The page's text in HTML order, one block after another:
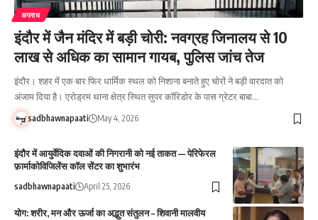
अपराध
इंदौर में जैन मंदिर में बड़ी चोरी: नवग्रह जिनालय से 10
लाख से अधिक का सामान गायब, पुलिस जांच तेज
इंदौर। शहर में एक बार फिर धार्मिक स्थल को निशाना बनाते हुए चोरों ने बड़ी वारदात को
अंजाम दिया है। एरोड्रम थाना क्षेत्र स्थित सुपर कॉरिडोर के पास ग्रेटर बाबा…
sadbhawnapaati May 4, 2026
इंदौर में आयुर्वेदिक दवाओं की निगरानी को नई ताकत — पेरिफेरल
फ़ार्माकोविजिलेंस कॉल सेंटर का शुभारंभ
sadbhawnapaati April 25, 2026
योग: शरीर, मन और ऊर्जा का अद्भुत संतुलन – शिवानी मालवीय